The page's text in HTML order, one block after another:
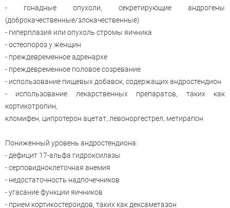
- гонадные опухоли, секретирующие андрогены
(доброкачественные/злокачественные)
- гиперплазия или опухоль стромы яичника
- остеопороз у женщин
- преждевременное адренархе
- преждевременное половое созревание
- использование пищевых добавок, содержащих андростендион
- использование лекарственных препаратов, таких как
кортикотропин,
кломифен, ципротерон ацетат, левоноргестрел, метирапон
Пониженный уровень андростендиона:
- дефицит 17-альфа гидроксилазы
- серповидноклеточная анемия
- недостаточность надпочечников
- угасание функции яичников
- прием кортикостероидов, таких как дексаметазон